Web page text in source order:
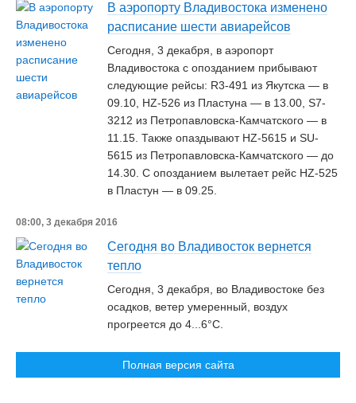
В аэропорту Владивостока изменено
расписание шести авиарейсов
Сегодня, 3 декабря, в аэропорт
Владивостока с опозданием прибывают
следующие рейсы: R3-491 из Якутска — в
09.10, HZ-526 из Пластуна — в 13.00, S7-
3212 из Петропавловска-Камчатского — в
11.15. Также опаздывают HZ-5615 и SU-
5615 из Петропавловска-Камчатского — до
14.30. С опозданием вылетает рейс HZ-525
в Пластун — в 09.25.
08:00, 3 декабря 2016
Сегодня во Владивосток вернется
тепло
Сегодня, 3 декабря, во Владивостоке без
осадков, ветер умеренный, воздух
прогреется до 4...6°С.
Полная версия сайта